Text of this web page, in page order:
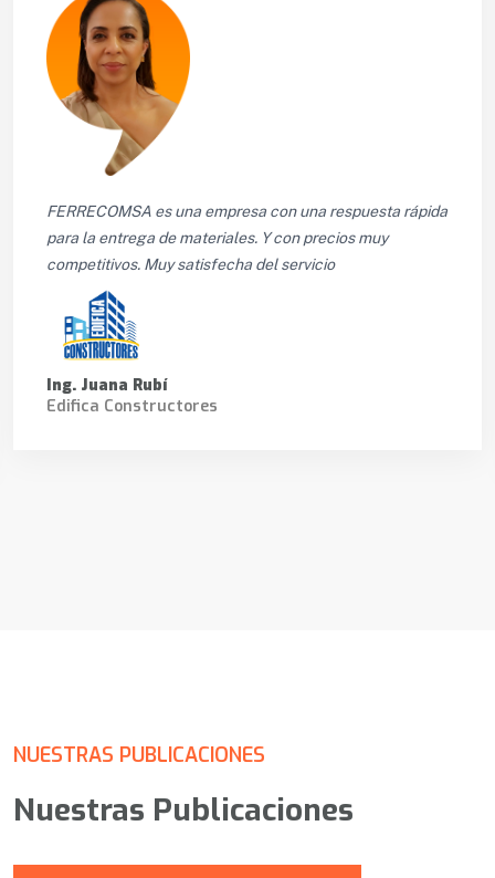
FERRECOMSA es una empresa con una respuesta rápida
para la entrega de materiales. Y con precios muy
competitivos. Muy satisfecha del servicio
Ing. Juana Rubí
Edifica Constructores
NUESTRAS PUBLICACIONES
Nuestras Publicaciones